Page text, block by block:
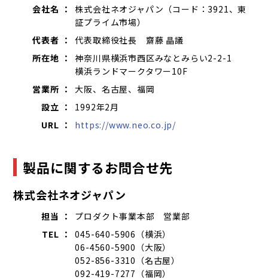
会社名 ：
株式会社ネオジャパン（コード：3921、東
証プライム市場）
代表者 ：
代表取締役社長 齋藤 晶議
所在地 ：
神奈川県横浜市西区みなとみらい2-2-1
横浜ランドマークタワー10F
営業所 ：
大阪、名古屋、福岡
設立 ：
1992年2月
URL ：
https://www.neo.co.jp/
製品に関するお問合せ先
株式会社ネオジャパン
担当 ：
プロダクト事業本部 営業部
TEL ：
045-640-5906（横浜）
06-4560-5900（大阪）
052-856-3310（名古屋）
092-419-7277（福岡）